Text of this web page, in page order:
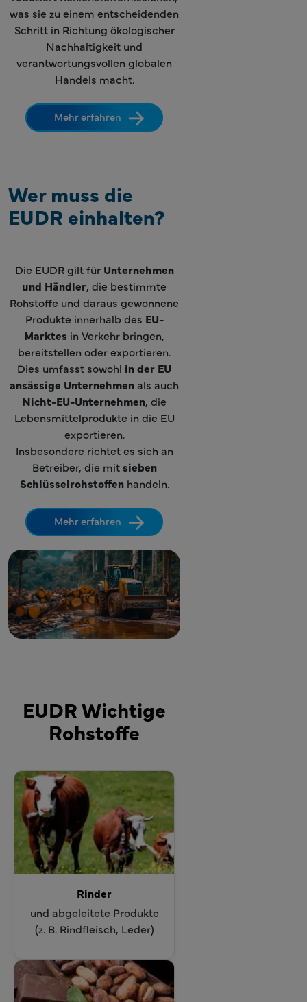
was sie zu einem entscheidenden
Schritt in Richtung ökologischer
Nachhaltigkeit und
verantwortungsvollen globalen
Handels macht.
Mehr erfahren
Wer muss die
EUDR einhalten?
Die EUDR gilt für Unternehmen
und Händler, die bestimmte
Rohstoffe und daraus gewonnene
Produkte innerhalb des EU-
Marktes in Verkehr bringen,
bereitstellen oder exportieren.
Dies umfasst sowohl in der EU
ansässige Unternehmenals auch
Nicht-EU-Unternehmen, die
Lebensmittelprodukte in die EU
exportieren.
Insbesondere richtet es sich an
Betreiber, die mitsieben
Schlüsselrohstoffenhandeln.
Mehr erfahren
EUDR Wichtige
Rohstoffe
Rinder
und abgeleitete Produkte
(z. B. Rindfleisch, Leder)